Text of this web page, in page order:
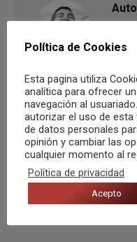
que
soy
Política de Cookies
Esta pagina utiliza
analítica para ofrecer
navegación al
autorizar el uso de
de datos personales
opinión y cambiar las
cualquier momento al
Política de privacidad
Acepto